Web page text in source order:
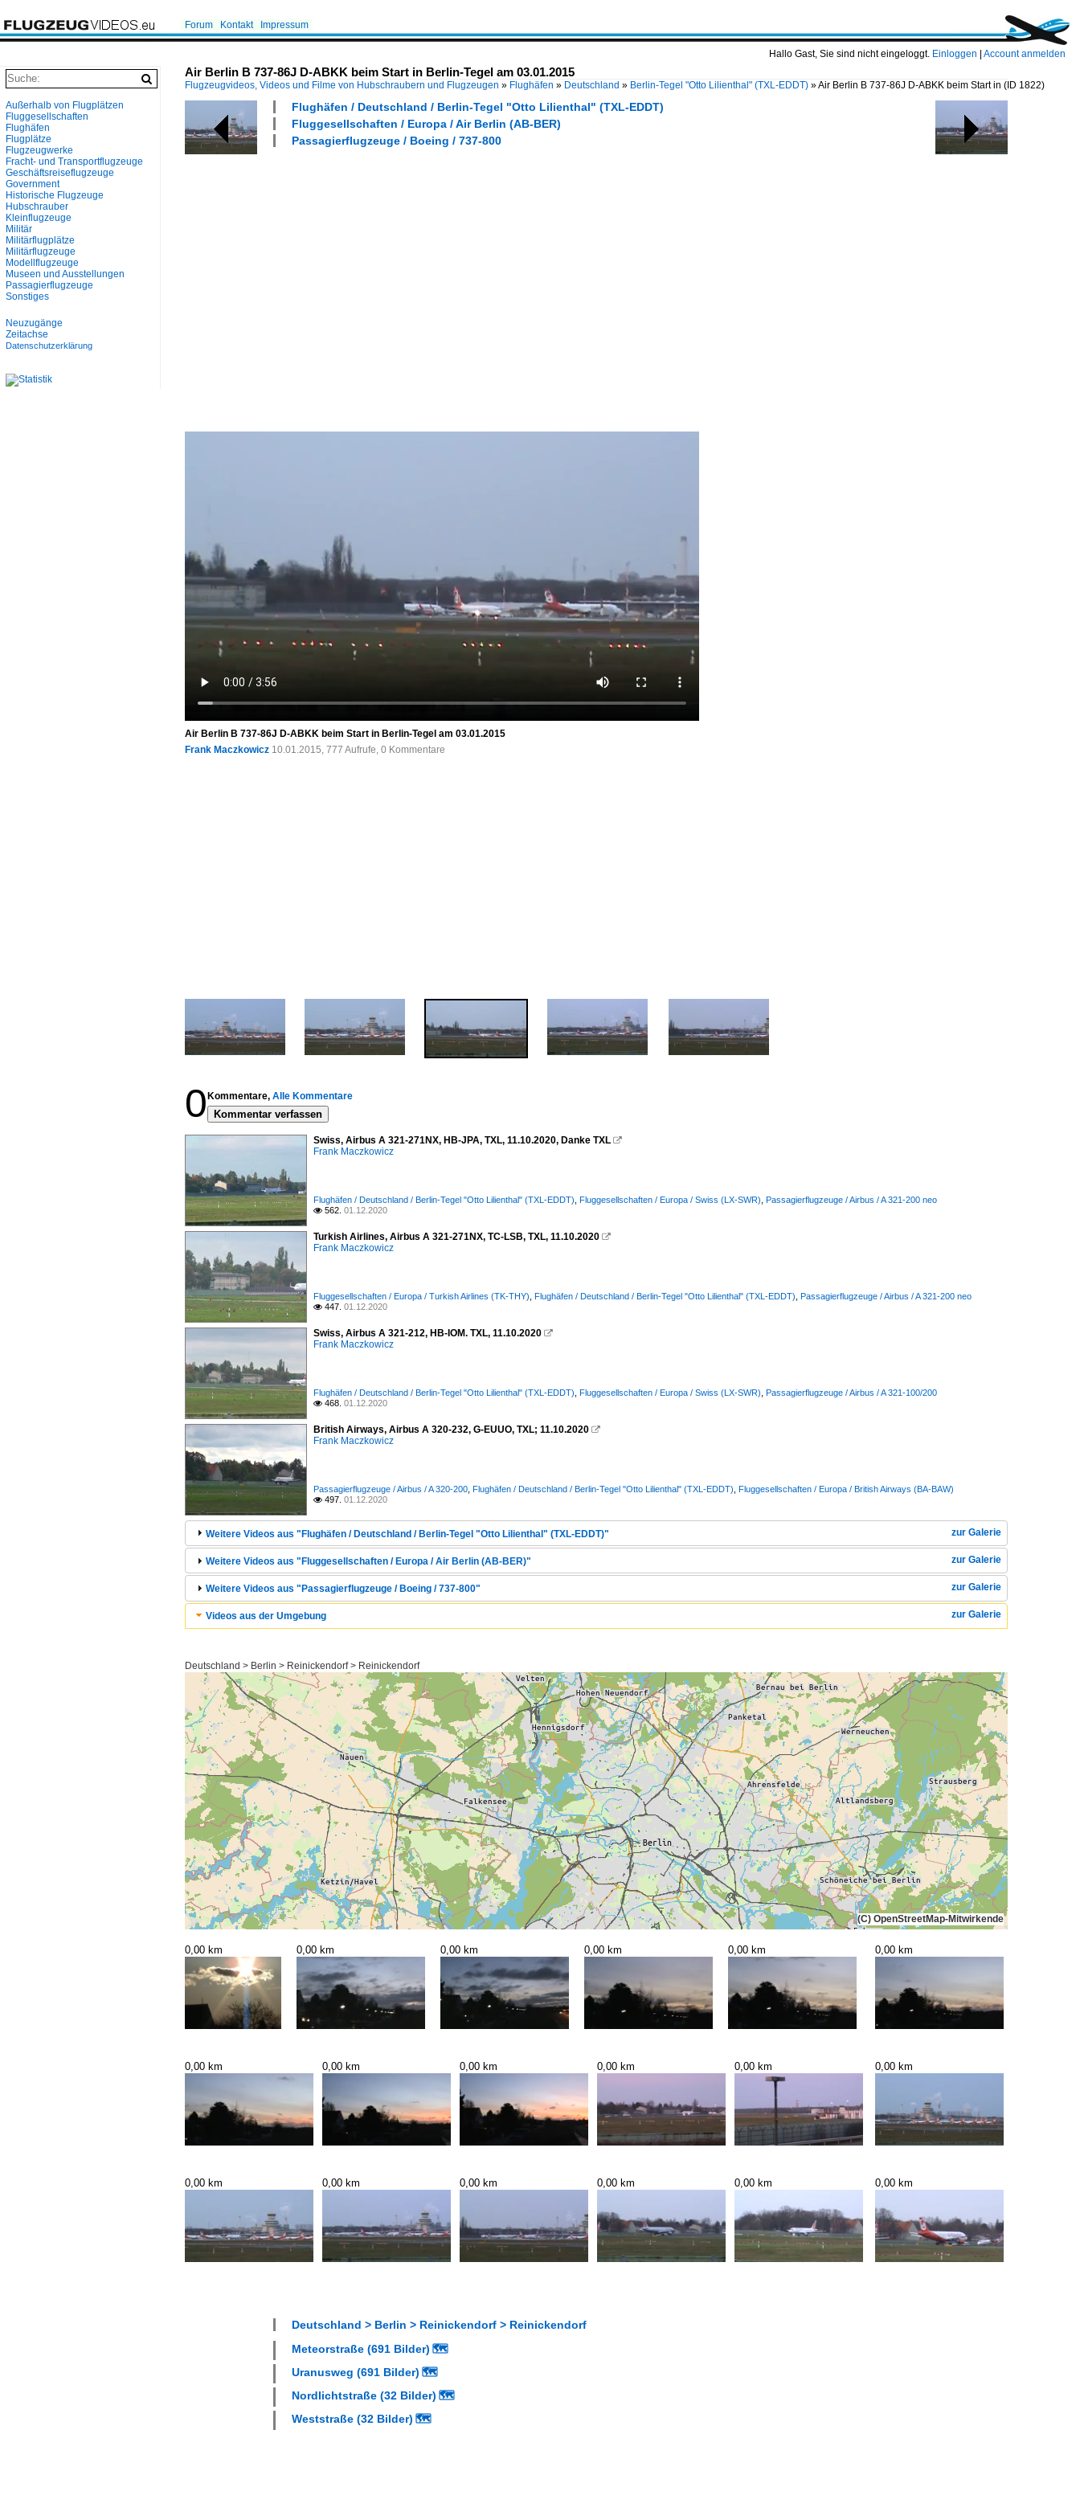
Hallo Gast, Sie sind nicht eingeloggt. Einloggen Account anmelden
Forum Kontakt Impressum
Air Berlin B 737-86J D-ABKK beim Start in Berlin-Tegel am 03.01.2015
Flugzeugvideos, Videos und Filme von Hubschraubern und Flugzeugen » Flughäfen » Deutschland » Berlin-Tegel "Otto Lilienthal" (TXL-EDDT) »Air Berlin B 737-86J D-ABKK beim Start in (ID 1822)
Flughäfen / Deutschland / Berlin-Tegel "Otto Lilienthal" (TXL-EDDT)
Fluggesellschaften / Europa / Air Berlin (AB-BER)
Passagierflugzeuge / Boeing / 737-800
Air Berlin B 737-86J D-ABKK beim Start in Berlin-Tegel am 03.01.2015
Frank Maczkowicz 10.01.2015, 777 Aufrufe, 0 Kommentare
0 Kommentare, Alle Kommentare
Kommentar verfassen
Swiss, Airbus A 321-271NX, HB-JPA, TXL, 11.10.2020, Danke TXL 
Frank Maczkowicz
Flughäfen / Deutschland / Berlin-Tegel "Otto Lilienthal" (TXL-EDDT) Fluggesellschaften / Europa / Swiss (LX-SWR) Passagierflugzeuge / Airbus / A 321-200 neo
 562. 01.12.2020
Turkish Airlines, Airbus A 321-271NX, TC-LSB, TXL, 11.10.2020 
Frank Maczkowicz
Fluggesellschaften / Europa / Turkish Airlines (TK-THY) Flughäfen / Deutschland / Berlin-Tegel "Otto Lilienthal" (TXL-EDDT) Passagierflugzeuge / Airbus / A 321-200 neo
 447. 01.12.2020
Swiss, Airbus A 321-212, HB-IOM. TXL, 11.10.2020 
Frank Maczkowicz
Flughäfen / Deutschland / Berlin-Tegel "Otto Lilienthal" (TXL-EDDT) Fluggesellschaften / Europa / Swiss (LX-SWR) Passagierflugzeuge / Airbus / A 321-100/200
 468. 01.12.2020
British Airways, Airbus A 320-232, G-EUUO, TXL; 11.10.2020 
Frank Maczkowicz
Passagierflugzeuge / Airbus / A 320-200 Flughäfen / Deutschland / Berlin-Tegel "Otto Lilienthal" (TXL-EDDT) Fluggesellschaften / Europa / British Airways (BA-BAW)
 497. 01.12.2020
zur Galerie
Weitere Videos aus "Flughäfen / Deutschland / Berlin-Tegel "Otto Lilienthal" (TXL-EDDT)"
zur Galerie
Weitere Videos aus "Fluggesellschaften / Europa / Air Berlin (AB-BER)"
zur Galerie
Weitere Videos aus "Passagierflugzeuge / Boeing / 737-800"
zur Galerie
Videos aus der Umgebung
Deutschland > Berlin > Reinickendorf > Reinickendorf
(C) OpenStreetMap-Mitwirkende
0,00 km 0,00 km 0,00 km 0,00 km 0,00 km 0,00 km
0,00 km 0,00 km 0,00 km 0,00 km 0,00 km 0,00 km
0,00 km 0,00 km 0,00 km 0,00 km 0,00 km 0,00 km
Deutschland > Berlin > Reinickendorf > Reinickendorf
Meteorstraße (691 Bilder) 🗺
Uranusweg (691 Bilder) 🗺
Nordlichtstraße (32 Bilder) 🗺
Weststraße (32 Bilder) 🗺
Außerhalb von Flugplätzen
Fluggesellschaften
Flughäfen
Flugplätze
Flugzeugwerke
Fracht- und Transportflugzeuge
Geschäftsreiseflugzeuge
Government
Historische Flugzeuge
Hubschrauber
Kleinflugzeuge
Militär
Militärflugplätze
Militärflugzeuge
Modellflugzeuge
Museen und Ausstellungen
Passagierflugzeuge
Sonstiges
Neuzugänge
Zeitachse
Datenschutzerklärung